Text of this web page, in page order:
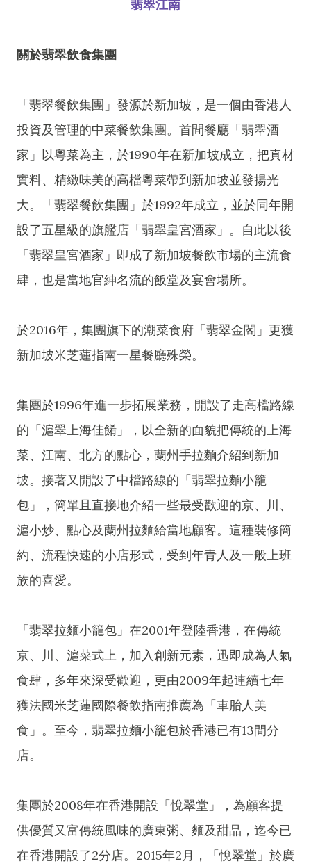
翡翠江南
關於翡翠飲食集團
「翡翠餐飲集團」發源於新加坡，是一個由香港人
投資及管理的中菜餐飲集團。首間餐廳「翡翠酒
家」以粵菜為主，於1990年在新加坡成立，把真材
實料、精緻味美的高檔粵菜帶到新加坡並發揚光
大。「翡翠餐飲集團」於1992年成立，並於同年開
設了五星級的旗艦店「翡翠皇宮酒家」。自此以後
「翡翠皇宮酒家」即成了新加坡餐飲市場的主流食
肆，也是當地官紳名流的飯堂及宴會場所。
於2016年，集團旗下的潮菜食府「翡翠金閣」更獲
新加坡米芝蓮指南一星餐廳殊榮。
集團於1996年進一步拓展業務，開設了走高檔路線
的「滬翠上海佳餚」，以全新的面貌把傳統的上海
菜、江南、北方的點心，蘭州手拉麵介紹到新加
坡。接著又開設了中檔路線的「翡翠拉麵小籠
包」，簡單且直接地介紹一些最受歡迎的京、川、
滬小炒、點心及蘭州拉麵給當地顧客。這種裝修簡
約、流程快速的小店形式，受到年青人及一般上班
族的喜愛。
「翡翠拉麵小籠包」在2001年登陸香港，在傳統
京、川、滬菜式上，加入創新元素，迅即成為人氣
食肆，多年來深受歡迎，更由2009年起連續七年
獲法國米芝蓮國際餐飲指南推薦為「車胎人美
食」。至今，翡翠拉麵小籠包於香港已有13間分
店。
集團於2008年在香港開設「悅翠堂」，為顧客提
供優質又富傳統風味的廣東粥、麵及甜品，迄今已
在香港開設了2分店。2015年2月，「悅翠堂」於廣